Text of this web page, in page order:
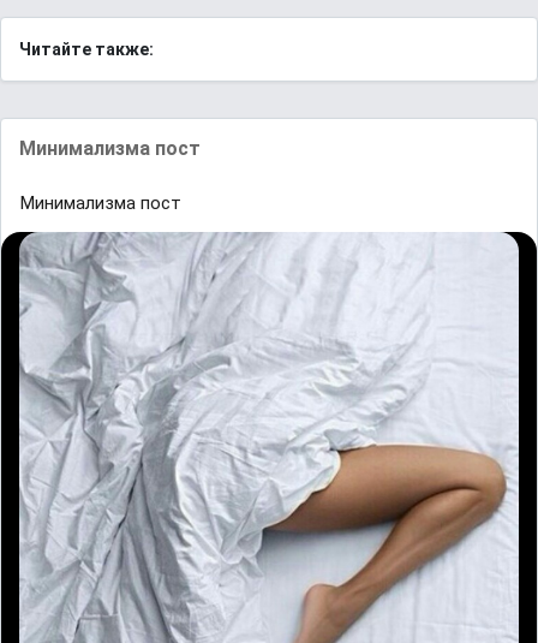
Читайте также:
Минимализма пост
Минимализма пост